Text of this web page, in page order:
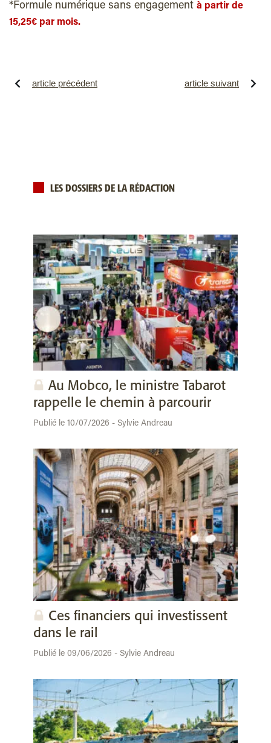
*Formule numérique sans engagement à partir de
15,25€ par mois.
article précédent article suivant
LES DOSSIERS DE LA RÉDACTION
Au Mobco, le ministre Tabarot
rappelle le chemin à parcourir
Publié le 10/07/2026 - Sylvie Andreau
Ces financiers qui investissent
dans le rail
Publié le 09/06/2026 - Sylvie Andreau